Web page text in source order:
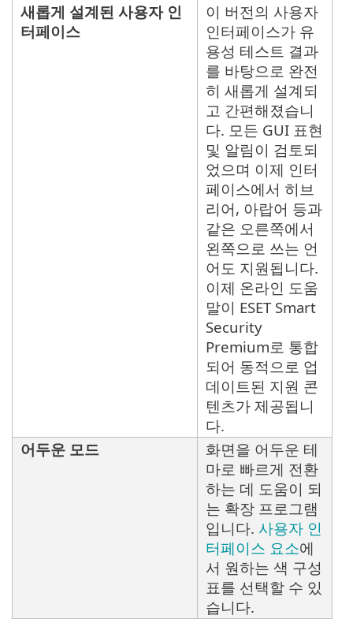
새롭게 설계된 사용자 인
터페이스
이 버전의 사용자
인터페이스가 유
용성 테스트 결과
를 바탕으로 완전
히 새롭게 설계되
고 간편해졌습니
다. 모든 GUI 표현
및 알림이 검토되
었으며 이제 인터
페이스에서 히브
리어, 아랍어 등과
같은 오른쪽에서
왼쪽으로 쓰는 언
어도 지원됩니다.
이제 온라인 도움
말이 ESET Smart
Security
Premium로 통합
되어 동적으로 업
데이트된 지원 콘
텐츠가 제공됩니
다.
어두운 모드
화면을 어두운 테
마로 빠르게 전환
하는 데 도움이 되
는 확장 프로그램
입니다. 사용자 인
터페이스 요소에
서 원하는 색 구성
표를 선택할 수 있
습니다.